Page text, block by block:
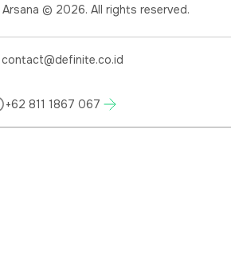
Arsana © 2026. All rights reserved.
contact@definite.co.id
+62 811 1867 067